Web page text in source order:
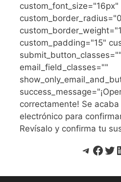
custom_font_size="16px"
custom_padding="15"
submit_button_classes=""
email_field_classes=""
correctamente! Se
electrónico para
Revísalo y confirma tu